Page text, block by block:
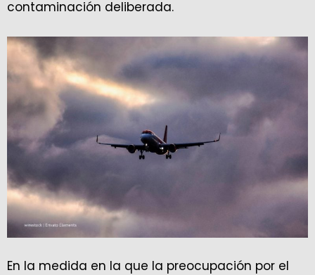
contaminación deliberada.
En la medida en la que la preocupación por el